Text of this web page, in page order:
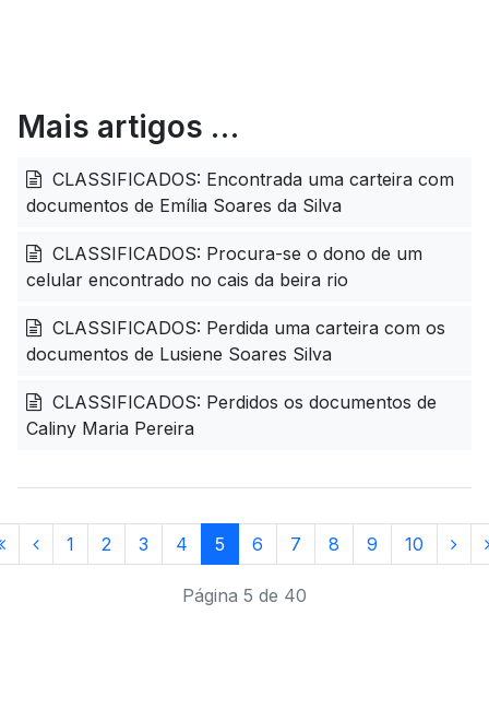
Mais artigos …
CLASSIFICADOS: Encontrada uma carteira com
documentos de Emília Soares da Silva
CLASSIFICADOS: Procura-se o dono de um
celular encontrado no cais da beira rio
CLASSIFICADOS: Perdida uma carteira com os
documentos de Lusiene Soares Silva
CLASSIFICADOS: Perdidos os documentos de
Caliny Maria Pereira
1 2 3 4 5 6 7 8 9 10
Página 5 de 40